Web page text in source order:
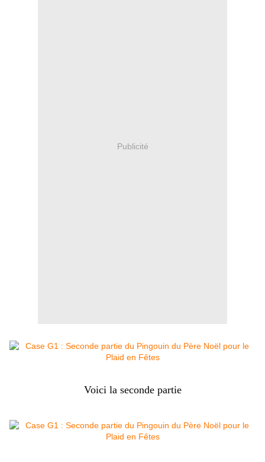
Publicité
Voici la seconde partie